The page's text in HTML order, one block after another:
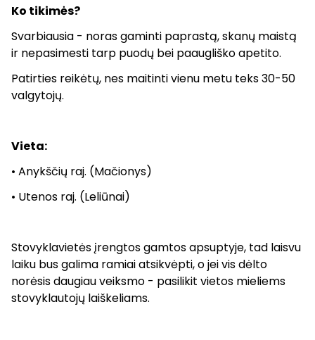
Ko tikimės?
Svarbiausia - noras gaminti paprastą, skanų maistą
ir nepasimesti tarp puodų bei paaugliško apetito.
Patirties reikėtų, nes maitinti vienu metu teks 30-50
valgytojų.
Vieta:
• Anykščių raj. (Mačionys)
• Utenos raj. (Leliūnai)
Stovyklavietės įrengtos gamtos apsuptyje, tad laisvu
laiku bus galima ramiai atsikvėpti, o jei vis dėlto
norėsis daugiau veiksmo - pasilikit vietos mieliems
stovyklautojų laiškeliams.